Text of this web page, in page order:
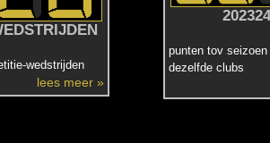
wedstrijden
lees meer »
punten tov seizoen
dezelfde clubs